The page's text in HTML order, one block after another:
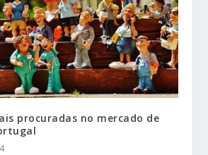
procuradas no mercado de